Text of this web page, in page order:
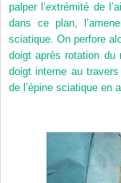
palper l’extrémité de
dans ce plan,
sciatique. On perfore
doigt après rotation du
doigt interne au
de l’épine sciatique en